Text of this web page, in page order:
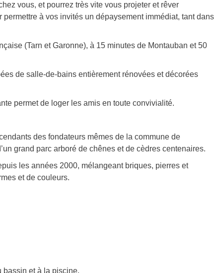
vous, et pourrez très vite vous projeter et rêver
à vos invités un dépaysement immédiat, tant dans
(Tarn et Garonne), à 15 minutes de Montauban et 50
de salle-de-bains entièrement rénovées et décorées
permet de loger les amis en toute convivialité.
des fondateurs mêmes de la commune de
grand parc arboré de chênes et de cèdres centenaires.
les années 2000, mélangeant briques, pierres et
et de couleurs.
bassin et à la piscine.